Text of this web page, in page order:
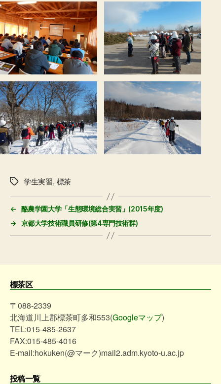
タ
学生実習, 標茶
←
酪農学園大学「生態環境総合実習」(2015年度)
→
京都大学技術職員研修(第4専門技術群)
標茶区
〒088-2339
北海道川上郡標茶町多和553(Googleマップ)
TEL:015-485-2637
FAX:015-485-4016
E-mail:hokuken(@マーク)mail2.adm.kyoto-u.ac.jp
投稿一覧